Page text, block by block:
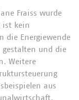
Fraiss wurde
ist kein
die Energiewende
und die
Weitere
aus